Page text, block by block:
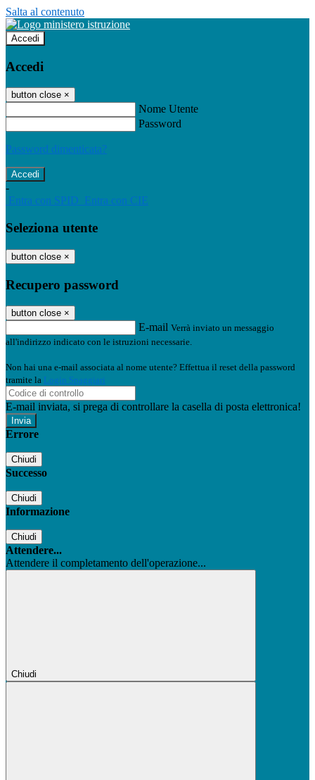
Salta al contenuto
Accedi
Accedi
button close ×
Nome Utente
Password
Password dimenticata?
-
Entra con SPID Entra con CIE
Seleziona utente
button close ×
Recupero password
button close ×
E-mail Verrà inviato un messaggio
all'indirizzo indicato con le istruzioni necessarie.
Non hai una e-mail associata al nome utente? Effettua il reset della password
tramite la Login Spaggiari
E-mail inviata, si prega di controllare la casella di posta elettronica!
Errore
Chiudi
Successo
Chiudi
Informazione
Chiudi
Attendere...
Attendere il completamento dell'operazione...
Chiudi